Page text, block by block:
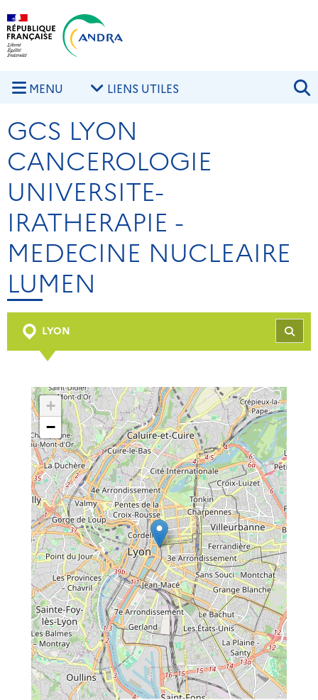
Aller au contenu principal
MENU LIENS UTILES
GCS LYON
CANCEROLOGIE
UNIVERSITE-
IRATHERAPIE -
MEDECINE NUCLEAIRE
LUMEN
LYON
+
−